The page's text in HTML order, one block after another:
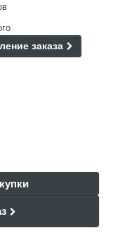
заказа